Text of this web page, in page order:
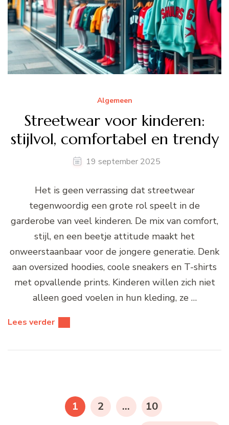
Algemeen
Streetwear voor kinderen:
stijlvol, comfortabel en trendy
19 september 2025
Het is geen verrassing dat streetwear
tegenwoordig een grote rol speelt in de
garderobe van veel kinderen. De mix van comfort,
stijl, en een beetje attitude maakt het
onweerstaanbaar voor de jongere generatie. Denk
aan oversized hoodies, coole sneakers en T-shirts
met opvallende prints. Kinderen willen zich niet
alleen goed voelen in hun kleding, ze …
Lees verder
paginering
PAGINA
1 PAGINA
2 … PAGINA
10